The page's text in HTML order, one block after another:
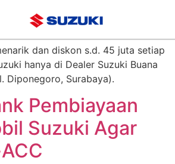
Kredit
dan diskon s.d. 45 juta setiap
hanya di Dealer Suzuki Buana
Diponegoro, Surabaya).
Pembiayaan
Suzuki Agar